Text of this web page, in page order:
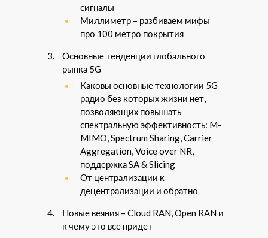
сигналы
Миллиметр – разбиваем мифы
про 100 метро покрытия
Основные тенденции глобального
рынка 5G
Каковы основные технологии 5G
радио без которых жизни нет,
позволяющих повышать
спектральную эффективность: M-
MIMO, Spectrum Sharing, Carrier
Aggregation, Voice over NR,
поддержка SA & Slicing
От централизации к
децентрализации и обратно
Новые веяния – Cloud RAN, Open RAN и
к чему это все придет